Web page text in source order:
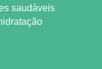
saudáveis